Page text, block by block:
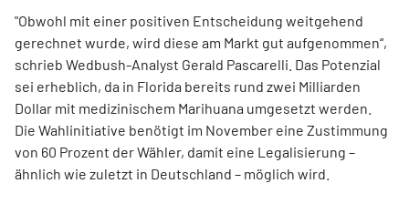
"Obwohl mit einer positiven Entscheidung weitgehend
gerechnet wurde, wird diese am Markt gut aufgenommen“,
schrieb Wedbush-Analyst Gerald Pascarelli. Das Potenzial
sei erheblich, da in Florida bereits rund zwei Milliarden
Dollar mit medizinischem Marihuana umgesetzt werden.
Die Wahlinitiative benötigt im November eine Zustimmung
von 60 Prozent der Wähler, damit eine Legalisierung –
ähnlich wie zuletzt in Deutschland – möglich wird.